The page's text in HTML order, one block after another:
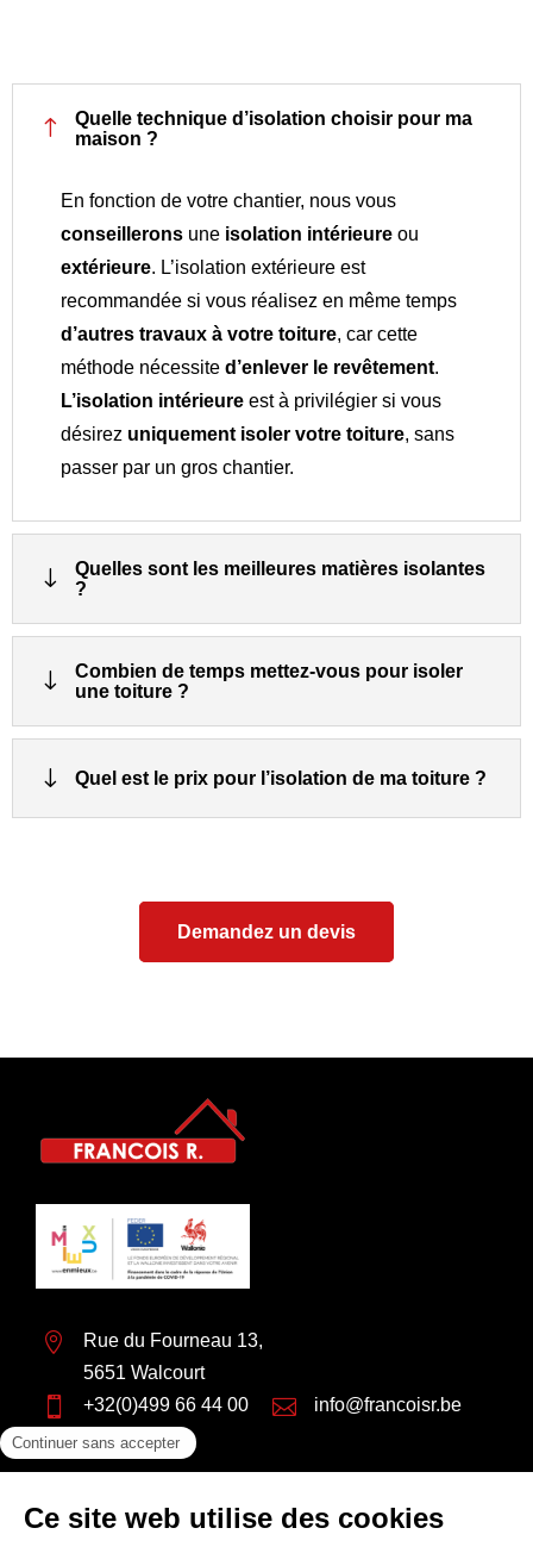
!
Quelle technique d’isolation choisir pour ma
maison ?
En fonction de votre chantier, nous vous
conseillerons une isolation intérieure ou
extérieure. L’isolation extérieure est
recommandée si vous réalisez en même temps
d’autres travaux à votre toiture, car cette
méthode nécessite d’enlever le revêtement.
L’isolation intérieure est à privilégier si vous
désirez uniquement isoler votre toiture, sans
passer par un gros chantier.
"
Quelles sont les meilleures matières isolantes
?
"
Combien de temps mettez-vous pour isoler
une toiture ?
" Quel est le prix pour l’isolation de ma toiture ?
Demandez un devis

Rue du Fourneau 13,
5651 Walcourt
 +32(0)499 66 44 00  info@francoisr.be